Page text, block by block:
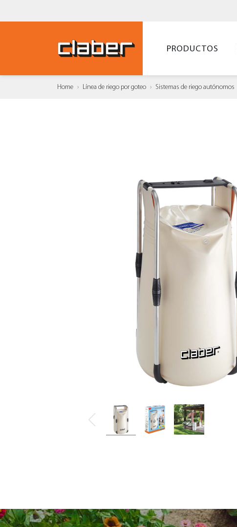
PRODUCTOS
Home Línea de riego por goteo Sistemas de riego autónomos